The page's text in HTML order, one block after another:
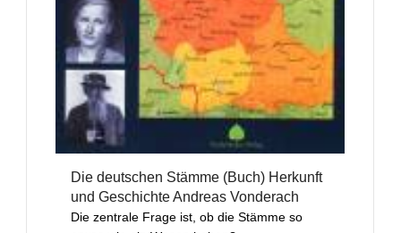
Die deutschen Stämme (Buch) Herkunft
und Geschichte Andreas Vonderach
Die zentrale Frage ist, ob die Stämme so